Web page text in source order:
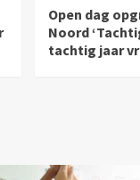
Open dag
Noord
tachtig jaar